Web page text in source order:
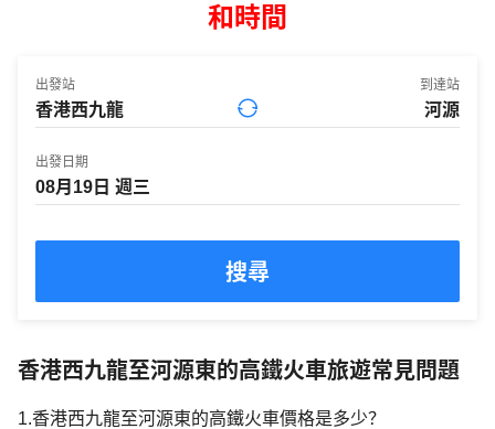
和時間
出發站 到達站
出發日期
搜尋
香港西九龍至河源東的高鐵火車旅遊常見問題
1.香港西九龍至河源東的高鐵火車價格是多少？